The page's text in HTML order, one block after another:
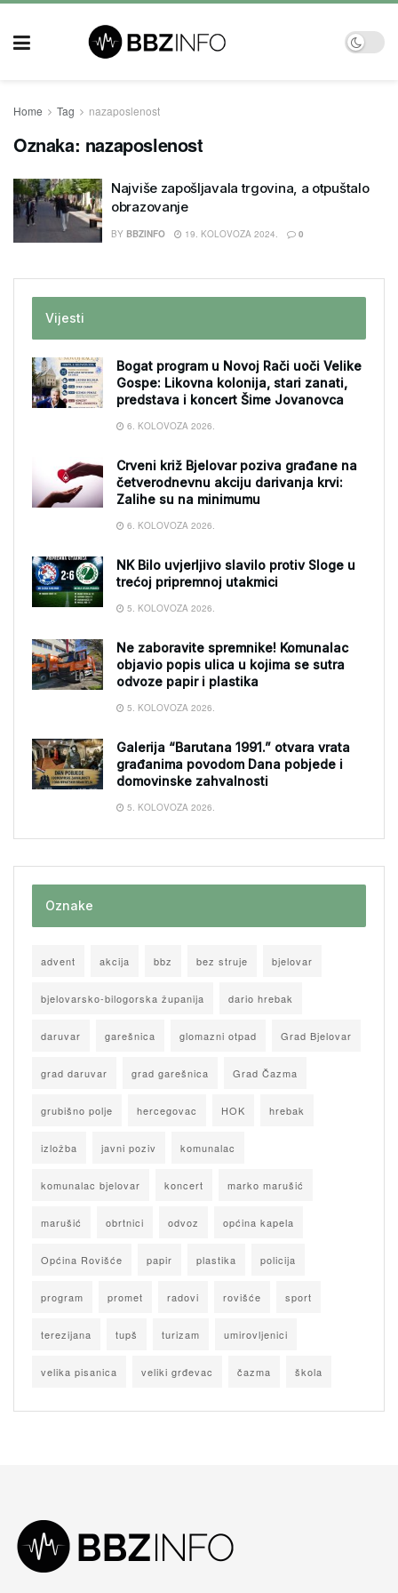
Home Tag nazaposlenost
Oznaka: nazaposlenost
Najviše zapošljavala trgovina, a otpuštalo
obrazovanje
BY BBZINFO 19. KOLOVOZA 2024. 0
Vijesti
Bogat program u Novoj Rači uoči Velike
Gospe: Likovna kolonija, stari zanati,
predstava i koncert Šime Jovanovca
6. KOLOVOZA 2026.
Crveni križ Bjelovar poziva građane na
četverodnevnu akciju darivanja krvi:
Zalihe su na minimumu
6. KOLOVOZA 2026.
NK Bilo uvjerljivo slavilo protiv Sloge u
trećoj pripremnoj utakmici
5. KOLOVOZA 2026.
Ne zaboravite spremnike! Komunalac
objavio popis ulica u kojima se sutra
odvoze papir i plastika
5. KOLOVOZA 2026.
Galerija “Barutana 1991.” otvara vrata
građanima povodom Dana pobjede i
domovinske zahvalnosti
5. KOLOVOZA 2026.
Oznake
advent akcija bbz bez struje bjelovar
bjelovarsko-bilogorska županija dario hrebak
daruvar garešnica glomazni otpad Grad Bjelovar
grad daruvar grad garešnica Grad Čazma
grubišno polje hercegovac HOK hrebak
izložba javni poziv komunalac
komunalac bjelovar koncert marko marušić
marušić obrtnici odvoz općina kapela
Općina Rovišće papir plastika policija
program promet radovi rovišće sport
terezijana tupš turizam umirovljenici
velika pisanica veliki grđevac čazma škola